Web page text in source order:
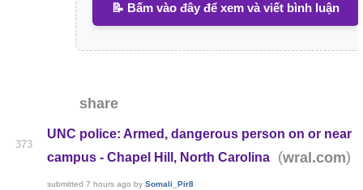
📝 Bấm vào đây để xem và viết bình luận
share
373
UNC police: Armed, dangerous person on or near
campus - Chapel Hill, North Carolina
(wral.com)
submitted7 hours ago bySomali_Pir8